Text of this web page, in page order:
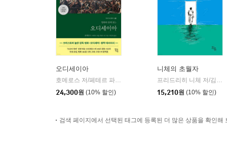
오디세이아
호메로스 저/페테르 파울 루벤스 그림/박문재 역 |
현대지성
24,300원 (10% 할인)
니체의 초월자
프리드리히 니체 저/김철 편역
15,210원 (10% 할인)
검색 페이지에서 선택된 태그에 등록된 더 많은 상품을 확인해